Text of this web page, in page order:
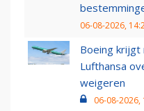
06-08-2026,
Boeing krijgt
Lufthansa
weigeren
06-08-2026,